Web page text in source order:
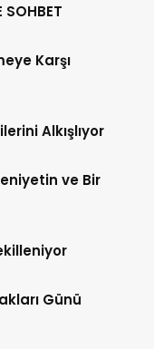
SOHBET
Karşı
Alkışlıyor
ve Bir
Günü